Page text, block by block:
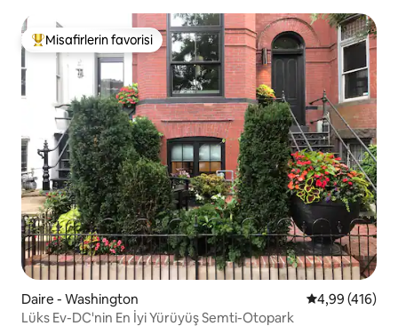
Misafirlerin favorilerinden en beğenilenler arasında
Misafirlerin favorisi
Daire - Washington 5 üzerinden
4,99 (416)
Lüks Ev-DC'nin En İyi Yürüyüş Semti-Otopark